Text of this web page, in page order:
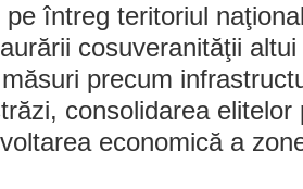
pe întreg teritoriul
cosuveranităţii
precum
consolidarea elitelor
economică a